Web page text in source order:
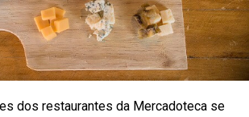
dos restaurantes da Mercadoteca se